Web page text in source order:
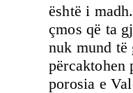
është i
çmos që ta
nuk mund të
përcaktohen
porosia e